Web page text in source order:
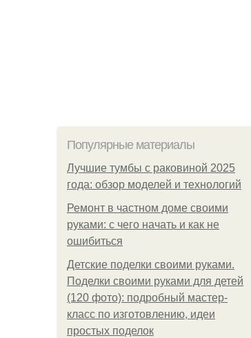
Популярные материалы
Лучшие тумбы с раковиной 2025
года: обзор моделей и технологий
Ремонт в частном доме своими
руками: с чего начать и как не
ошибиться
Детские поделки своими руками.
Поделки своими руками для детей
(120 фото): подробный мастер-
класс по изготовлению, идеи
простых поделок